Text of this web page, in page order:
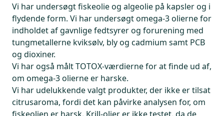
Vi har undersøgt fiskeolie og algeolie på kapsler og i
flydende form. Vi har undersøgt omega-3 olierne for
indholdet af gavnlige fedtsyrer og forurening med
tungmetallerne kviksølv, bly og cadmium samt PCB
og dioxiner.
Vi har også målt TOTOX-værdierne for at finde ud af,
om omega-3 olierne er harske.
Vi har udelukkende valgt produkter, der ikke er tilsat
citrusaroma, fordi det kan påvirke analysen for, om